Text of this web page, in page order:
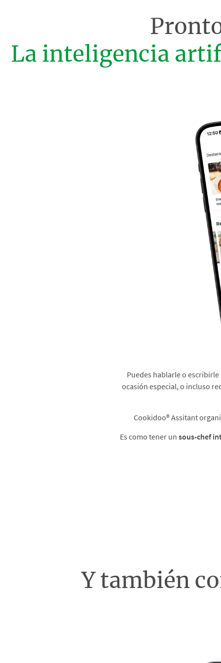
La inteligencia
Puedes hablarle o
ocasión especial, o incluso
Cookidoo® Assitant
Es como tener un sous-chef
Y también